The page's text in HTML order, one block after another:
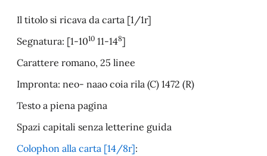
Il titolo si ricava da carta [1/1r]
Segnatura: [1-1010 11-148]
Carattere romano, 25 linee
Impronta: neo- naao coia rila (C) 1472 (R)
Testo a piena pagina
Spazi capitali senza letterine guida
Colophon alla carta [14/8r]: